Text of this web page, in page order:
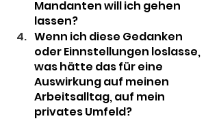
Mandanten will ich gehen
lassen?
Wenn ich diese Gedanken
oder Einnstellungen loslasse,
was hätte das für eine
Auswirkung auf meinen
Arbeitsalltag, auf mein
privates Umfeld?